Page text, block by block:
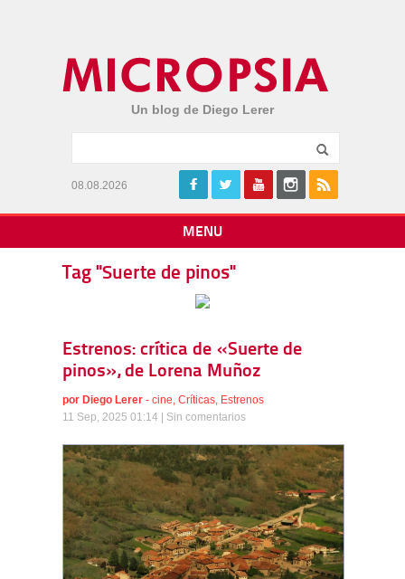
Un blog de Diego Lerer
08.08.2026
MENU
Tag "Suerte de pinos"
Estrenos: crítica de «Suerte de
pinos», de Lorena Muñoz
por Diego Lerer - cine, Críticas, Estrenos
11 Sep, 2025 01:14 | Sin comentarios